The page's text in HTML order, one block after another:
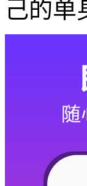
己的单